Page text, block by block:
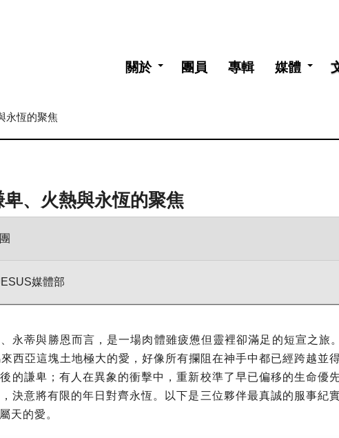
關於 團員 專輯 媒體
永恆的聚焦
、火熱與永恆的聚焦
媒體部
永蒂與勝恩而言，是一場肉體雖疲憊但靈裡卻滿足的短宣之旅
西亞這塊土地極大的愛，好像所有攔阻在神手中都已經跨越並
的謙卑；有人在異象的衝擊中，重新校準了早已偏移的生命優
決意將有限的年日對齊永恆。以下是三位夥伴最真誠的服事紀
天的愛。